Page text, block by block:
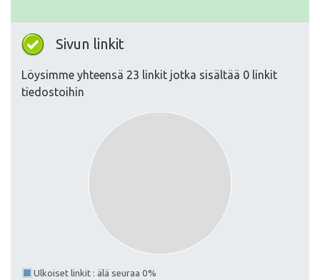
Sivun linkit
Löysimme yhteensä 23 linkit jotka sisältää 0 linkit
tiedostoihin
Ulkoiset linkit : älä seuraa 0%